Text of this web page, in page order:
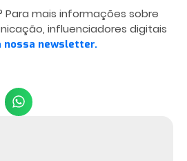
mais informações sobre
influenciadores digitais
nossa newsletter.